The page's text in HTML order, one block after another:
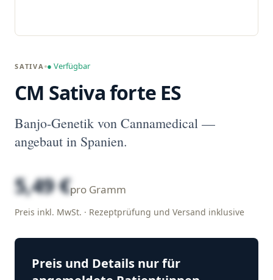
SATIVA ● Verfügbar
CM Sativa forte ES
Banjo-Genetik von Cannamedical —
angebaut in Spanien.
5,49 €pro Gramm
Preis inkl. MwSt. · Rezeptprüfung und Versand inklusive
Preis und Details nur für